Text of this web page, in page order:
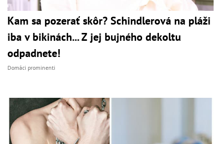
Kam sa pozerať skôr? Schindlerová na pláži
iba v bikinách... Z jej bujného dekoltu
odpadnete!
Domáci prominenti